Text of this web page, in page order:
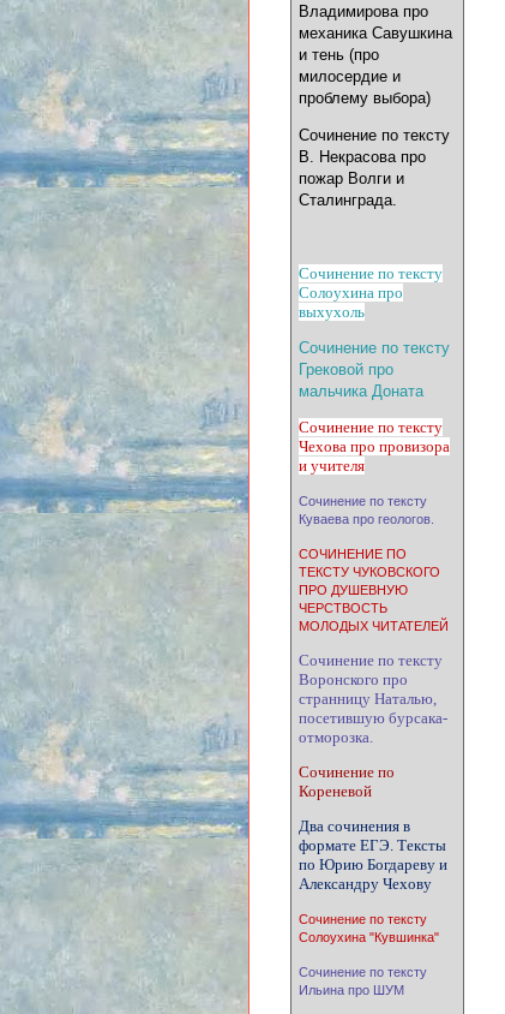
Владимирова про
механика Савушкина
и тень (про
милосердие и
проблему выбора)
Сочинение по тексту
В. Некрасова про
пожар Волги и
Сталинграда.
Сочинение по тексту
Солоухина про
выхухоль
Сочинение по тексту
Грековой про
мальчика Доната
Сочинение по тексту
Чехова про провизора
и учителя
Сочинение по тексту
Куваева про геологов.
СОЧИНЕНИЕ ПО
ТЕКСТУ ЧУКОВСКОГО
ПРО ДУШЕВНУЮ
ЧЕРСТВОСТЬ
МОЛОДЫХ ЧИТАТЕЛЕЙ
Сочинение по тексту
Воронского про
странницу Наталью,
посетившую бурсака-
отморозка.
Сочинение по
Кореневой
Два сочинения в
формате ЕГЭ. Тексты
по Юрию Богдареву и
Александру Чехову
Сочинение по тексту
Солоухина "Кувшинка"
Сочинение по тексту
Ильина про ШУМ